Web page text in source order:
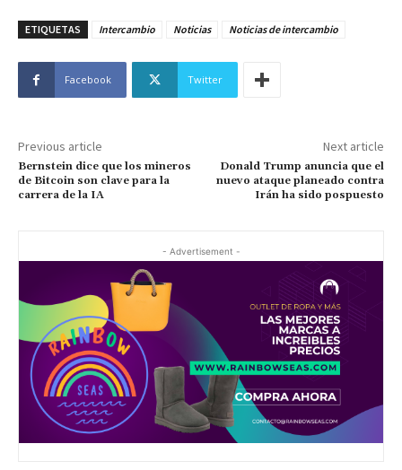
ETIQUETAS Intercambio Noticias Noticias de intercambio
Facebook Twitter
Previous article
Bernstein dice que los mineros
de Bitcoin son clave para la
carrera de la IA
Next article
Donald Trump anuncia que el
nuevo ataque planeado contra
Irán ha sido pospuesto
- Advertisement -